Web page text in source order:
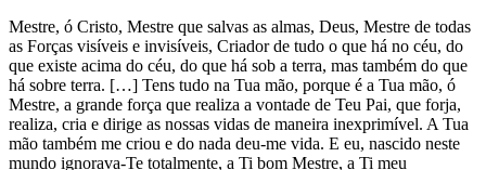
Mestre, ó Cristo, Mestre que salvas as almas, Deus, Mestre de todas
as Forças visíveis e invisíveis, Criador de tudo o que há no céu, do
que existe acima do céu, do que há sob a terra, mas também do que
há sobre terra. […] Tens tudo na Tua mão, porque é a Tua mão, ó
Mestre, a grande força que realiza a vontade de Teu Pai, que forja,
realiza, cria e dirige as nossas vidas de maneira inexprimível. A Tua
mão também me criou e do nada deu-me vida. E eu, nascido neste
mundo ignorava-Te totalmente, a Ti bom Mestre, a Ti meu